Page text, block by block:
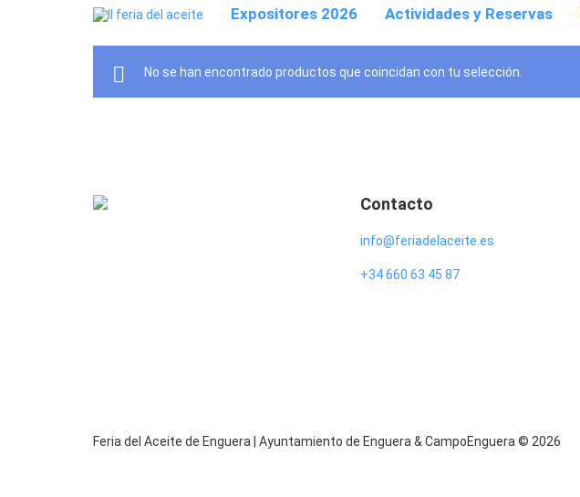
Expositores 2026 Actividades y Reservas
No se han encontrado productos que coincidan con tu selección.
Contacto
info@feriadelaceite.es
+34 660 63 45 87
Feria del Aceite de Enguera | Ayuntamiento de Enguera & CampoEnguera © 2026